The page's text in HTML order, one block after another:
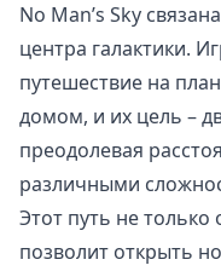
No Man’s Sky
центра галактики.
путешествие на
домом, и их цель –
преодолевая
различными
Этот путь не только
позволит открыть